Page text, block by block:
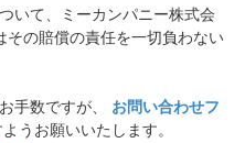
いて、ミーカンパニー株式会
その賠償の責任を一切負わない
手数ですが、 お問い合わせフ
うお願いいたします。